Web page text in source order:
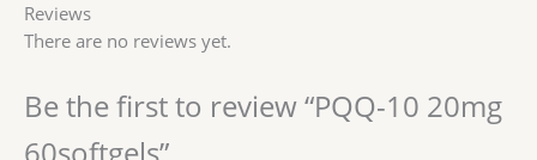
Reviews
There are no reviews yet.
Be the first to review “PQQ-10 20mg